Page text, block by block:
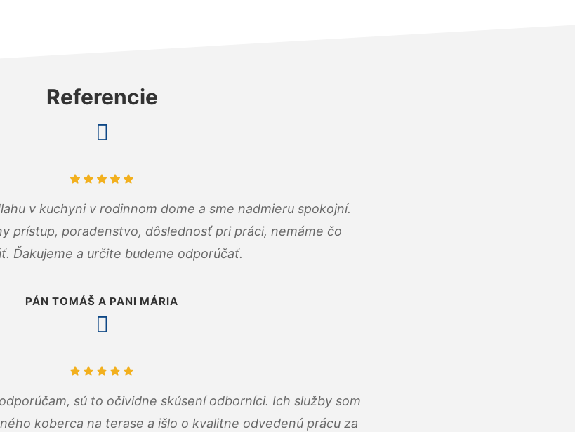
Referencie
v kuchyni v rodinnom dome a sme nadmieru spokojní.
prístup, poradenstvo, dôslednosť pri práci, nemáme čo
Ďakujeme a určite budeme odporúčať.
PÁN TOMÁŠ A PANI MÁRIA
sú to očividne skúsení odborníci. Ich služby som
koberca na terase a išlo o kvalitne odvedenú prácu za